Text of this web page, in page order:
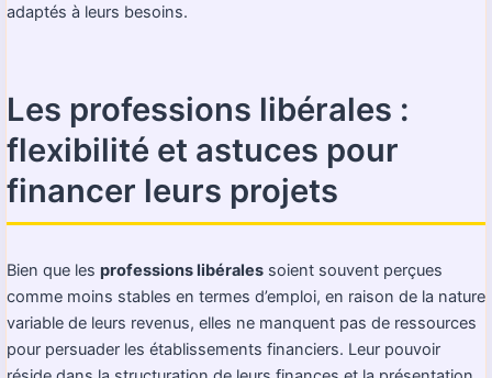
adaptés à leurs besoins.
Les professions libérales :
flexibilité et astuces pour
financer leurs projets
Bien que les professions libérales soient souvent perçues
comme moins stables en termes d’emploi, en raison de la nature
variable de leurs revenus, elles ne manquent pas de ressources
pour persuader les établissements financiers. Leur pouvoir